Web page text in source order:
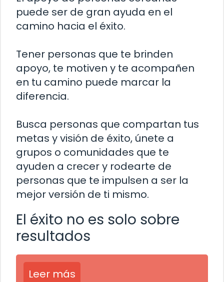
puede ser de gran ayuda en el
camino hacia el éxito.
Tener personas que te brinden
apoyo, te motiven y te acompañen
en tu camino puede marcar la
diferencia.
Busca personas que compartan tus
metas y visión de éxito, únete a
grupos o comunidades que te
ayuden a crecer y rodearte de
personas que te impulsen a ser la
mejor versión de ti mismo.
El éxito no es solo sobre
resultados
Leer más